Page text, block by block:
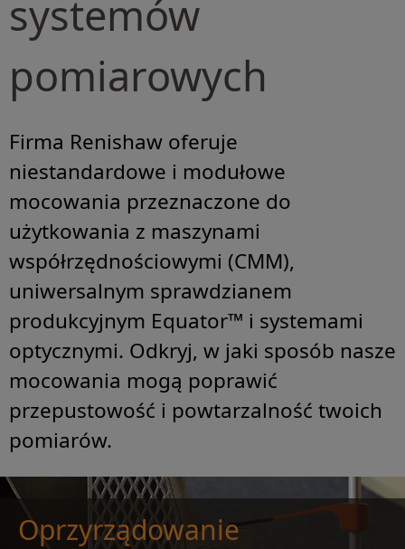
systemów
pomiarowych
Firma Renishaw oferuje
niestandardowe i modułowe
mocowania przeznaczone do
użytkowania z maszynami
współrzędnościowymi (CMM),
uniwersalnym sprawdzianem
produkcyjnym Equator™ i systemami
optycznymi. Odkryj, w jaki sposób nasze
mocowania mogą poprawić
przepustowość i powtarzalność twoich
pomiarów.
Oprzyrządowanie